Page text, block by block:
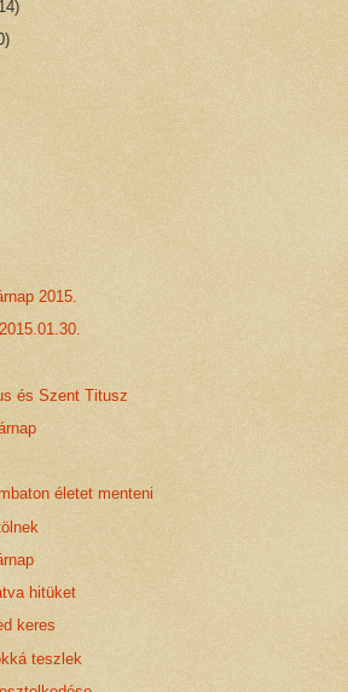
2015.
és Szent Titusz
életet menteni
hitüket
keres
teszlek